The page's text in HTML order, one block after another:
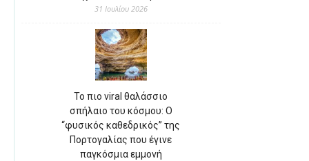
31 Ιουλίου 2026
Το πιο viral θαλάσσιο
σπήλαιο του κόσμου: Ο
“φυσικός καθεδρικός” της
Πορτογαλίας που έγινε
παγκόσμια εμμονή